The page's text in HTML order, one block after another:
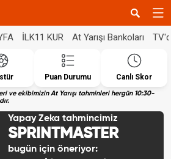
İLK11 KUR At Yarışı Bankoları
Puan Durumu Canlı Skor
ve ekibimizin At Yarışı tahminleri hergün 10:30-
Yapay Zeka tahmincimiz
SPRINTMASTER
bugün için öneriyor: